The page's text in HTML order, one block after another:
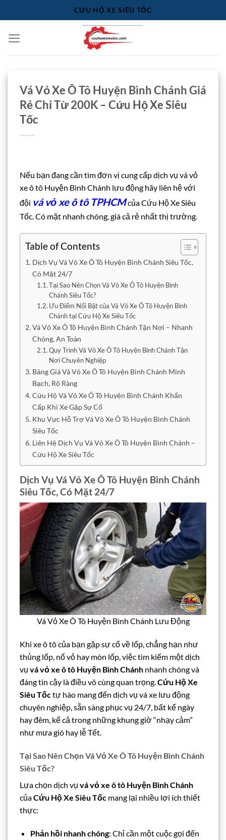
qua
dung
CỨU HỘ XE SIÊU TỐC
Vá Vỏ Xe Ô Tô Huyện Bình Chánh Giá
Rẻ Chỉ Từ 200K – Cứu Hộ Xe Siêu
Tốc
Nếu bạn đang cần tìm đơn vị cung cấp dịch vụ vá vỏ
xe ô tô Huyện Bình Chánh lưu động hãy liên hệ với
đội vá vỏ xe ô tô TPHCMcủa Cứu Hộ Xe Siêu
Tốc. Có mặt nhanh chóng, giá cả rẻ nhất thị trường.
Table of Contents
Dịch Vụ Vá Vỏ Xe Ô Tô Huyện Bình Chánh Siêu Tốc,
Có Mặt 24/7
Tại Sao Nên Chọn Vá Vỏ Xe Ô Tô Huyện Bình
Chánh Siêu Tốc?
Ưu Điểm Nổi Bật của Vá Vỏ Xe Ô Tô Huyện Bình
Chánh tại Cứu Hộ Xe Siêu Tốc
Vá Vỏ Xe Ô Tô Huyện Bình Chánh Tận Nơi – Nhanh
Chóng, An Toàn
Quy Trình Vá Vỏ Xe Ô Tô Huyện Bình Chánh Tận
Nơi Chuyên Nghiệp
Bảng Giá Vá Vỏ Xe Ô Tô Huyện Bình Chánh Minh
Bạch, Rõ Ràng
Cứu Hộ Vá Vỏ Xe Ô Tô Huyện Bình Chánh Khẩn
Cấp Khi Xe Gặp Sự Cố
Khu Vực Hỗ Trợ Vá Vỏ Xe Ô Tô Huyện Bình Chánh
Siêu Tốc
Liên Hệ Dịch Vụ Vá Vỏ Xe Ô Tô Huyện Bình Chánh –
Cứu Hộ Xe Siêu Tốc
Dịch Vụ Vá Vỏ Xe Ô Tô Huyện Bình Chánh
Siêu Tốc, Có Mặt 24/7
Vá Vỏ Xe Ô Tô Huyện Bình Chánh Lưu Động
Khi xe ô tô của bạn gặp sự cố về lốp, chẳng hạn như
thủng lốp, nổ vỏ hay mòn lốp, việc tìm kiếm một dịch
vụ vá vỏ xe ô tô Huyện Bình Chánh nhanh chóng và
đáng tin cậy là điều vô cùng quan trọng.Cứu Hộ Xe
Siêu Tốctự hào mang đến dịch vụ vá xe lưu động
chuyên nghiệp, sẵn sàng phục vụ 24/7, bất kể ngày
hay đêm, kể cả trong những khung giờ “nhạy cảm”
như mưa gió hay lễ Tết.
Tại Sao Nên Chọn Vá Vỏ Xe Ô Tô Huyện Bình Chánh
Siêu Tốc?
Lựa chọn dịch vụ vá vỏ xe ô tô Huyện Bình Chánh
củaCứu Hộ Xe Siêu Tốc mang lại nhiều lợi ích thiết
thực:
Phản hồi nhanh chóng: Chỉ cần một cuộc gọi đến